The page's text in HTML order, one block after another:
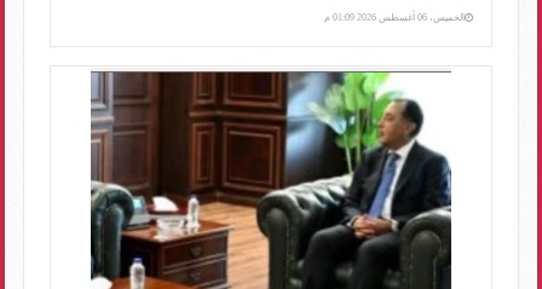
الخميس، 06 أغسطس 2026 01:09 م